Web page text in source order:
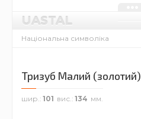
UASTAL
Національна символіка
Тризуб Малий (золотий)
шир. 101 вис. 134